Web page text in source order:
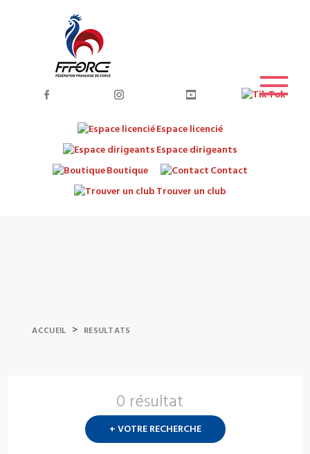
Espace licencié
Espace dirigeants
Boutique
Contact
Trouver un club
ACCUEIL > RESULTATS
0 résultat
+ VOTRE RECHERCHE